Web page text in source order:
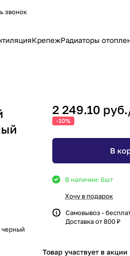
звонок
КрепежРадиаторы
2 249.10
-10%
В
В наличии: 6шт
Хочу в подарок
Самовывоз -
Доставка от 800 ₽
Товар участвует в акции